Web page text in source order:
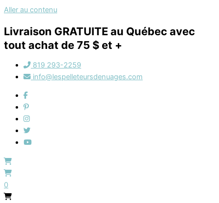
Aller au contenu
Livraison GRATUITE au Québec avec
tout achat de 75 $ et +
819 293-2259
info@lespelleteursdenuages.com
0